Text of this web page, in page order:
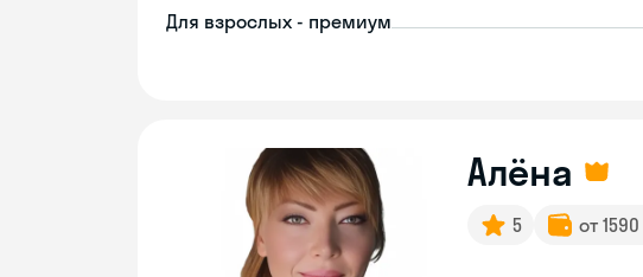
Для взрослых - премиум
Алёна
5 от